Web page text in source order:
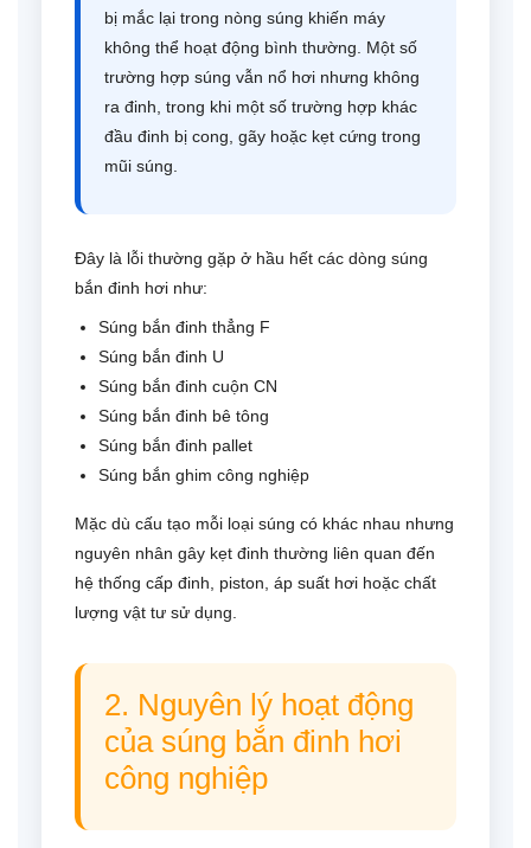
bị mắc lại trong nòng súng khiến máy
không thể hoạt động bình thường. Một số
trường hợp súng vẫn nổ hơi nhưng không
ra đinh, trong khi một số trường hợp khác
đầu đinh bị cong, gãy hoặc kẹt cứng trong
mũi súng.
Đây là lỗi thường gặp ở hầu hết các dòng súng
bắn đinh hơi như:
Súng bắn đinh thẳng F
Súng bắn đinh U
Súng bắn đinh cuộn CN
Súng bắn đinh bê tông
Súng bắn đinh pallet
Súng bắn ghim công nghiệp
Mặc dù cấu tạo mỗi loại súng có khác nhau nhưng
nguyên nhân gây kẹt đinh thường liên quan đến
hệ thống cấp đinh, piston, áp suất hơi hoặc chất
lượng vật tư sử dụng.
2. Nguyên lý hoạt động
của súng bắn đinh hơi
công nghiệp